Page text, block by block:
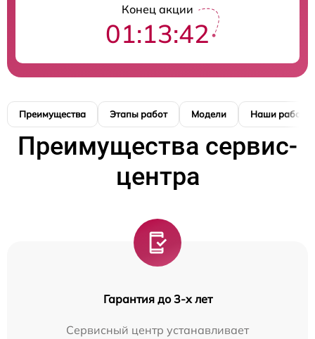
Конец акции
01:13:41
Преимущества Этапы работ Модели Наши работы
Преимущества сервис-
центра
Гарантия до 3-х лет
Сервисный центр устанавливает